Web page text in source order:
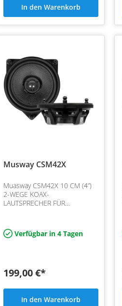
In den Warenkorb
Musway CSM42X
Muasway CSM42X 10 CM (4”)
2-WEGE KOAX-
LAUTSPRECHER FÜR
Superleichte Glasfaser-
Membranen und effiziente
Verfügbar in 4 Tagen
199,00 €*
In den Warenkorb